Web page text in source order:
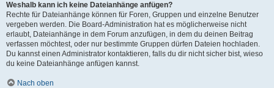
Weshalb kann ich keine Dateianhänge anfügen?
Rechte für Dateianhänge können für Foren, Gruppen und einzelne Benutzer
vergeben werden. Die Board-Administration hat es möglicherweise nicht
erlaubt, Dateianhänge in dem Forum anzufügen, in dem du deinen Beitrag
verfassen möchtest, oder nur bestimmte Gruppen dürfen Dateien hochladen.
Du kannst einen Administrator kontaktieren, falls du dir nicht sicher bist, wieso
du keine Dateianhänge anfügen kannst.
Nach oben